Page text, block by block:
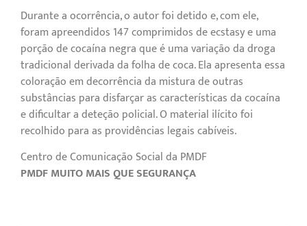
Durante a ocorrência, o autor foi detido e, com ele,
foram apreendidos 147 comprimidos de ecstasy e uma
porção de cocaína negra que é uma variação da droga
tradicional derivada da folha de coca. Ela apresenta essa
coloração em decorrência da mistura de outras
substâncias para disfarçar as características da cocaína
e dificultar a deteção policial. O material ilícito foi
recolhido para as providências legais cabíveis.
Centro de Comunicação Social da PMDF
PMDF MUITO MAIS QUE SEGURANÇA